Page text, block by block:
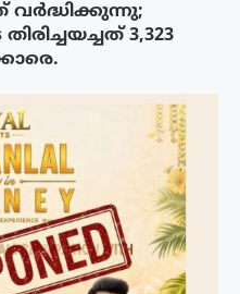
വർദ്ധിക്കുന്നു;
3,323